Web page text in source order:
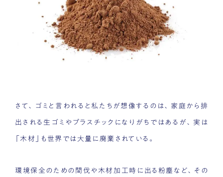
さて、ゴミと言われると私たちが想像するのは、家庭から排
出される生ゴミやプラスチックになりがちではあるが、実は
「木材」も世界では大量に廃棄されている。
環境保全のための間伐や木材加工時に出る粉塵など、その